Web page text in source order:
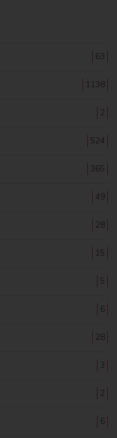
63
1138
2
524
365
49
28
15
5
6
28
3
2
6